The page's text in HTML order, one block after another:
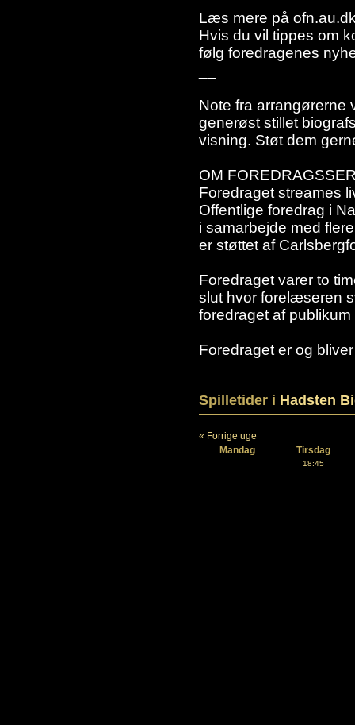
Læs mere på
Hvis du vil tippes om
følg foredragenes
Note fra arrangørerne
generøst stillet
visning. Støt dem
OM
Foredraget streames
Offentlige foredrag i
i samarbejde med
er støttet af
Foredraget varer to
slut hvor forelæseren
foredraget af publikum
Foredraget er og
Spilletider i Hadsten
« Forrige uge
Mandag
Tirsdag
18:45